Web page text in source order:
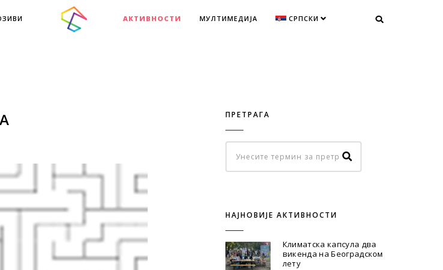
АКТИВНОСТИ МУЛТИМЕДИЈА СРПСКИ
ПРЕТРАГА
НАЈНОВИЈЕ АКТИВНОСТИ
Климатска капсула два
викенда на Београдском
лету